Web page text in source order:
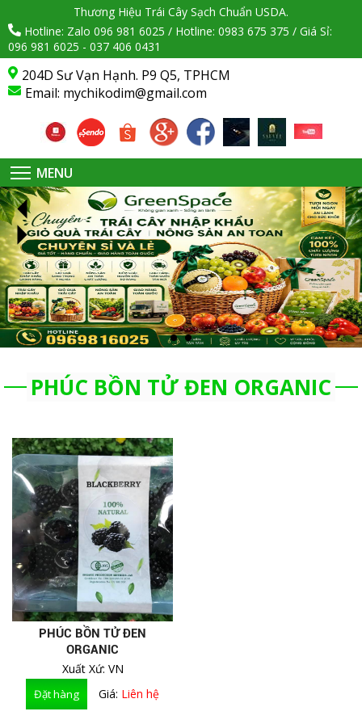
Thương Hiệu Trái Cây Sạch Chuẩn USDA.
Hotline: Zalo 096 981 6025 / Hotline: 0983 675 375 / Giá Sỉ:
096 981 6025 - 037 406 0431
204D Sư Vạn Hạnh. P9 Q5, TPHCM
Email: mychikodim@gmail.com
MENU
PHÚC BỒN TỬ ĐEN ORGANIC
PHÚC BỒN TỬ ĐEN
ORGANIC
Xuất Xứ: VN
Giá: Liên hệ